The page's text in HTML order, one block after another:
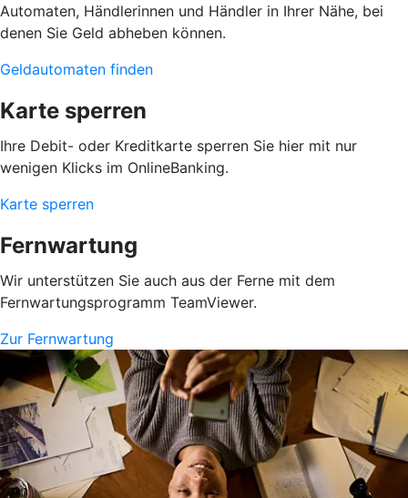
Automaten, Händlerinnen und Händler in Ihrer Nähe, bei
denen Sie Geld abheben können.
Geldautomaten finden
Karte sperren
Ihre Debit- oder Kreditkarte sperren Sie hier mit nur
wenigen Klicks im OnlineBanking.
Karte sperren
Fernwartung
Wir unterstützen Sie auch aus der Ferne mit dem
Fernwartungsprogramm TeamViewer.
Zur Fernwartung